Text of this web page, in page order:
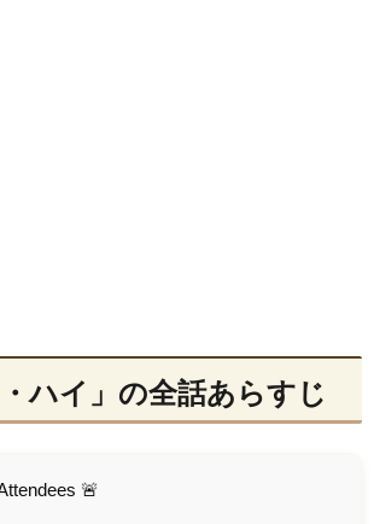
・ハイ」の全話あらすじ
🚨